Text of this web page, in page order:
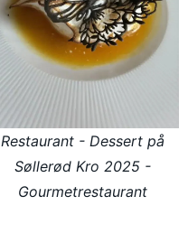
Restaurant - Dessert på
Søllerød Kro 2025 -
Gourmetrestaurant